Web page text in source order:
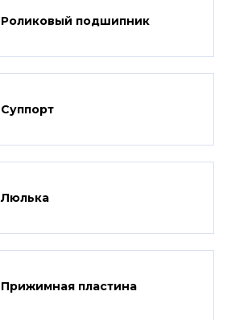
Роликовый подшипник
Суппорт
Люлька
Прижимная пластина